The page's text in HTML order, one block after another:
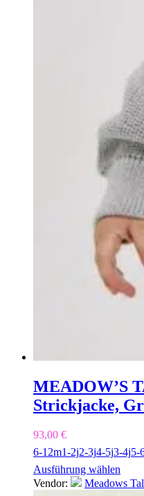
MEADOW’S
Strickjacke,
93,00 €
6-12m1-2j2-3j4-5j3-4j5-
Ausführung wählen
Vendor:
Meadows